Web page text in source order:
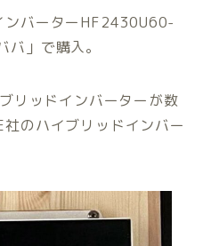
ンバーターHF2430U60-
」で購入。
リッドインバーターが数
のハイブリッドインバー